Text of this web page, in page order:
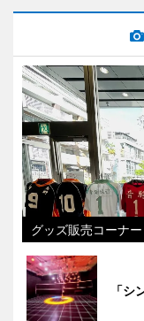
グッズ販売コーナー
「シ